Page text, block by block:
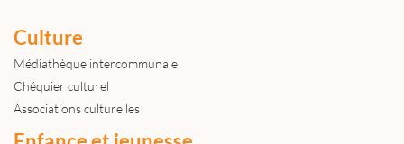
Culture
Médiathèque intercommunale
Chéquier culturel
Associations culturelles